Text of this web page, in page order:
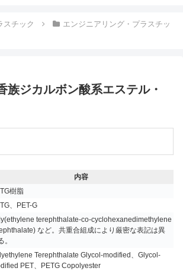
スチック
エンジニアリング・プラスチッ
族ジカルボン酸系エステル・
内容
樹脂
、PET-G
terephthalate-co-cyclohexanedimethylene
など。共重合組成により厳密な表記は異
。
Terephthalate Glycol-modified、Glycol-
PET、PETG Copolyester